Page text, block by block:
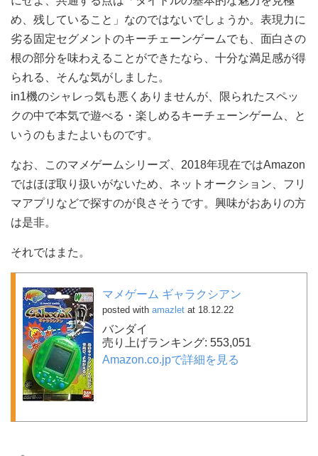
め、残していること」なのではないでしょうか。表現力に
劣る固定セグメントのキーチェーンゲームでも、面白さの
根の部分を味わえることができたなら、十分な満足感が得
られる、そんな気がしました。
in1機のシャレっ気も悪くありませんが、限られたスペッ
クの中で本気で遊べる・楽しめるキーチェーンゲーム、と
いうのもまたよいものです。
なお、このマメゲームシリーズ、2018年現在ではAmazon
ではほぼ取り扱いがないため、ネットオークション、フリ
マアプリなどで探すのが良さそうです。興味がおありの方
は是非。
それではまた。
マメゲーム ギャラクシアン
posted with amazlet at 18.12.22
バンダイ
売り上げランキング: 553,051
Amazon.co.jpで詳細を見る